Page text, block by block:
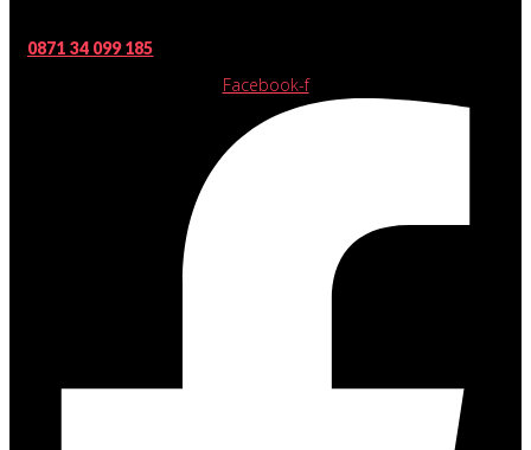
0871 34 099 185
Facebook-f